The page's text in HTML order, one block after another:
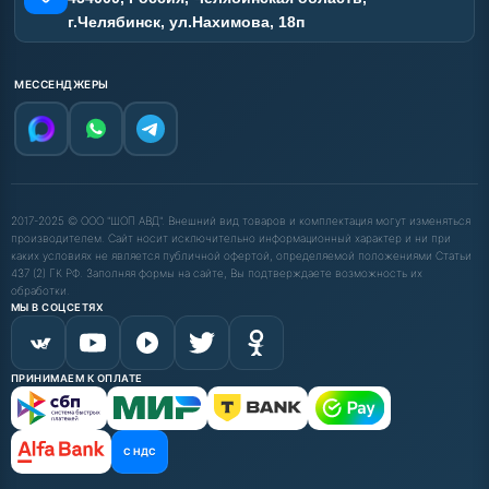
г.Челябинск, ул.Нахимова, 18п
МЕССЕНДЖЕРЫ
2017-2025 © ООО "ШОП АВД". Внешний вид товаров и комплектация могут изменяться
производителем. Сайт носит исключительно информационный характер и ни при
каких условиях не является публичной офертой, определяемой положениями Статьи
437 (2) ГК РФ. Заполняя формы на сайте, Вы подтверждаете возможность их
обработки.
МЫ В СОЦСЕТЯХ
ПРИНИМАЕМ К ОПЛАТЕ
С НДС